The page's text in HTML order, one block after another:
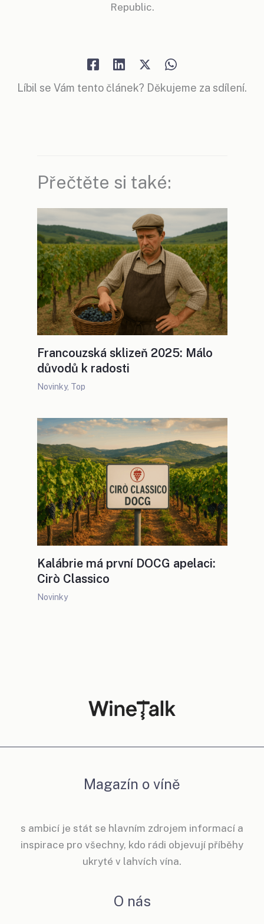
Republic.
Líbil se Vám tento článek? Děkujeme za sdílení.
Přečtěte si také:
Francouzská sklizeň 2025: Málo
důvodů k radosti
Novinky, Top
Kalábrie má první DOCG apelaci:
Cirò Classico
Novinky
Magazín o víně
s ambicí je stát se hlavním zdrojem informací a
inspirace pro všechny, kdo rádi objevují příběhy
ukryté v lahvích vína.
O nás